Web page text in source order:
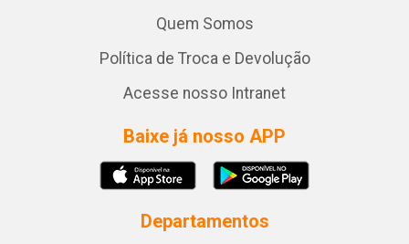
Quem Somos
Política de Troca e Devolução
Acesse nosso Intranet
Baixe já nosso APP
Departamentos